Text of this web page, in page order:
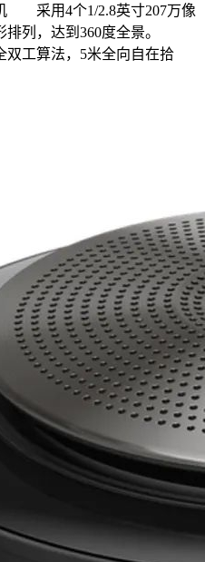
采用4个1/2.8英寸207万像
排列，达到360度全景。
工算法，5米全向自在拾